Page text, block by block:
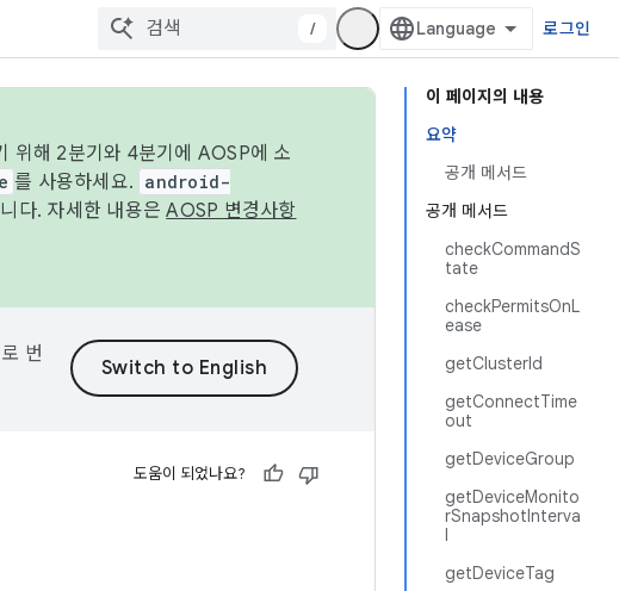
/ 로그인
이 페이지의 내용
요약
공개 메서드
공개 메서드
checkCommandS
tate
checkPermitsOnL
ease
getClusterId
getConnectTime
out
getDeviceGroup
getDeviceMonito
rSnapshotInterva
l
getDeviceTag
위해 2분기와 4분기에 AOSP에 소
를 사용하세요. android-
다. 자세한 내용은AOSP 변경사항
번
도움이 되었나요?